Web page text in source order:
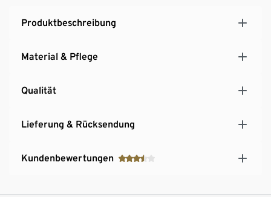
Produktbeschreibung
Material & Pflege
Qualität
Lieferung & Rücksendung
Kundenbewertungen